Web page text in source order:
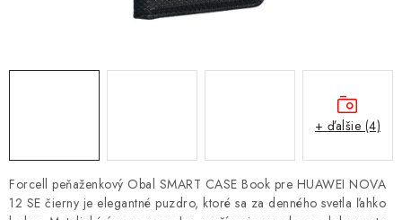
EXKLUZÍVNE ZNAČKY
PRÍSLUŠENSTVO K NOTEBOOKOM A PC
Forcell peňaženkový Obal SMART CASE Book pre HUAWEI NOVA
12 SE čierny je elegantné puzdro, ktoré sa za denného svetla ľahko
+ ďalšie (4)